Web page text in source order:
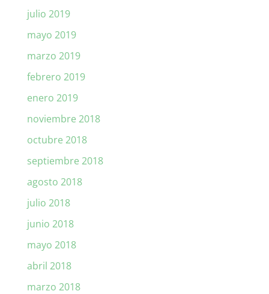
julio 2019
mayo 2019
marzo 2019
febrero 2019
enero 2019
noviembre 2018
octubre 2018
septiembre 2018
agosto 2018
julio 2018
junio 2018
mayo 2018
abril 2018
marzo 2018